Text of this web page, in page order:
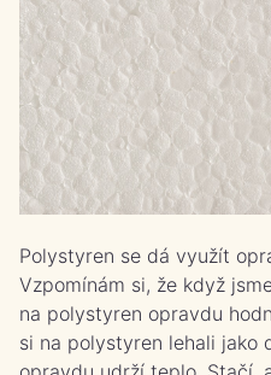
Polystyren se dá využít
Vzpomínám si, že když
na polystyren opravdu
si na polystyren lehali jako